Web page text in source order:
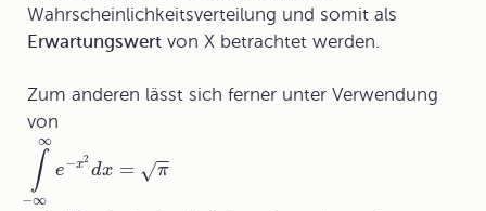
Wahrscheinlichkeitsverteilung und somit als
Erwartungswert von X betrachtet werden.
Zum anderen lässt sich ferner unter Verwendung
von
∫
−∞
∞
e−x2
dx = π
−
−
√